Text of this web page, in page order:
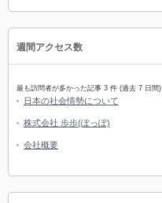
週間アクセス数
最も訪問者が多かった記事 3 件 (過去 7 日間)
日本の社会情勢について
株式会社 歩歩(ぽっぽ)
会社概要